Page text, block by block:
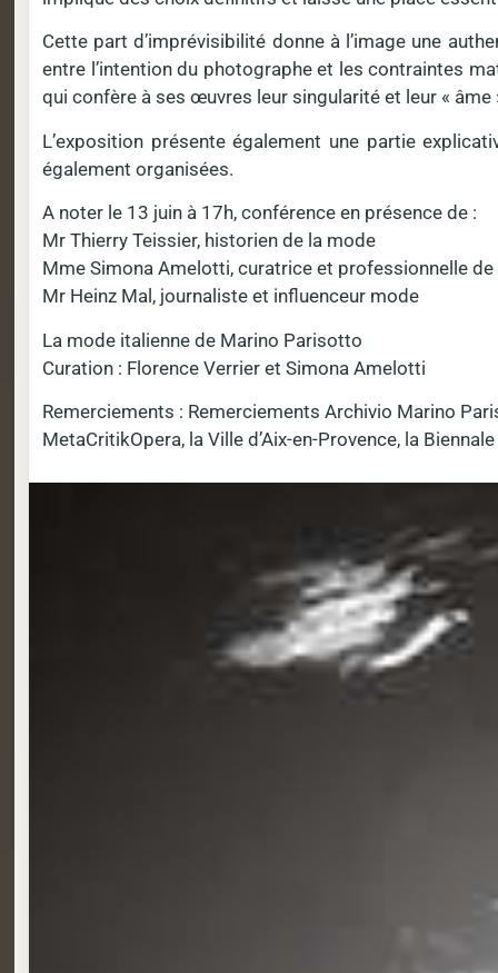
Cette part d’imprévisibilité donne à l’image une
entre l’intention du photographe et les contraintes
qui confère à ses œuvres leur singularité et leur « âme
L’exposition présente également une partie
également organisées.
A noter le 13 juin à 17h, conférence en présence de :
Mr Thierry Teissier, historien de la mode
Mme Simona Amelotti, curatrice et professionnelle
Mr Heinz Mal, journaliste et influenceur mode
La mode italienne de Marino Parisotto
Curation : Florence Verrier et Simona Amelotti
Remerciements : Remerciements Archivio Marino
MetaCritikOpera, la Ville d’Aix-en-Provence, la